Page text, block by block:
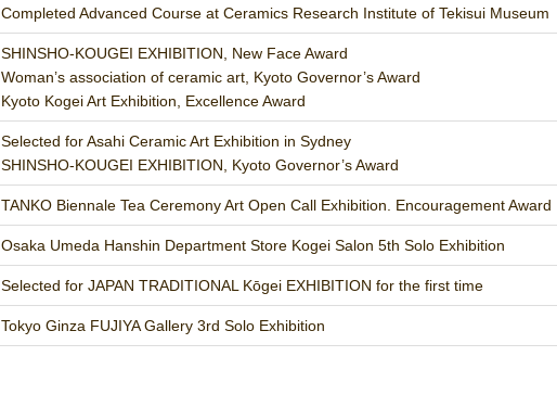
Completed Advanced Course at Ceramics Research Institute of Tekisui Museum
SHINSHO-KOUGEI EXHIBITION, New Face Award
Woman’s association of ceramic art, Kyoto Governor’s Award
Kyoto Kogei Art Exhibition, Excellence Award
Selected for Asahi Ceramic Art Exhibition in Sydney
SHINSHO-KOUGEI EXHIBITION, Kyoto Governor’s Award
TANKO Biennale Tea Ceremony Art Open Call Exhibition. Encouragement Award
Osaka Umeda Hanshin Department Store Kogei Salon 5th Solo Exhibition
Selected for JAPAN TRADITIONAL Kōgei EXHIBITION for the first time
Tokyo Ginza FUJIYA Gallery 3rd Solo Exhibition